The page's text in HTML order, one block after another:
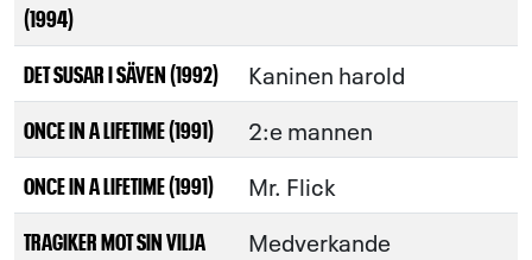
(1994)
DET SUSAR I SÄVEN (1992) Kaninen harold
ONCE IN A LIFETIME (1991) 2:e mannen
ONCE IN A LIFETIME (1991) Mr. Flick
TRAGIKER MOT SIN VILJA
Medverkande